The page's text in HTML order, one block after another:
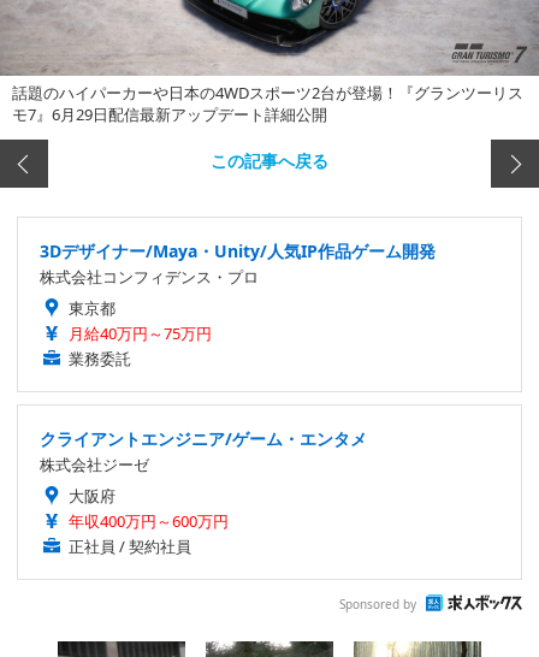
話題のハイパーカーや日本の4WDスポーツ2台が登場！『グランツーリス
モ7』6月29日配信最新アップデート詳細公開
この記事へ戻る
3Dデザイナー/Maya・Unity/人気IP作品ゲーム開発
株式会社コンフィデンス・プロ
東京都
月給40万円～75万円
業務委託
クライアントエンジニア/ゲーム・エンタメ
株式会社ジーゼ
大阪府
年収400万円～600万円
正社員 / 契約社員
Sponsored by